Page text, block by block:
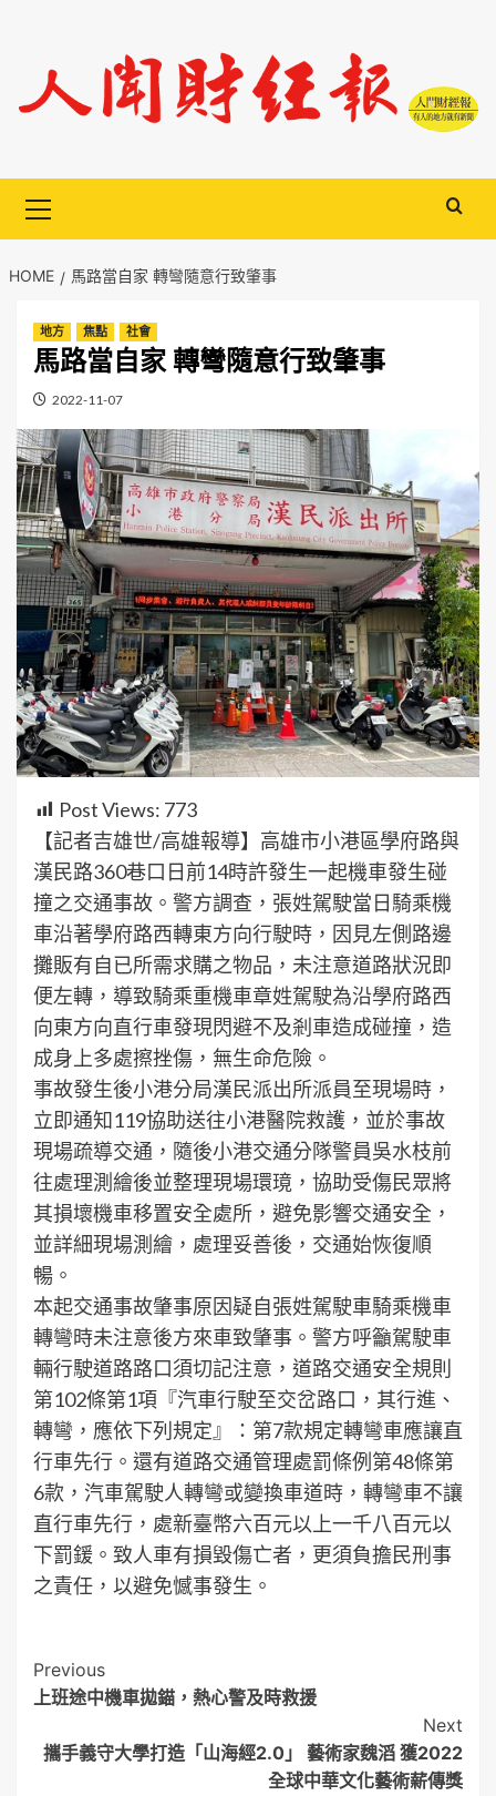
content
Menu
HOME 馬路當自家 轉彎隨意行致肇事
地方 焦點 社會
馬路當自家 轉彎隨意行致肇事
2022-11-07
Post Views: 773
【記者吉雄世/高雄報導】高雄市小港區學府路與
漢民路360巷口日前14時許發生一起機車發生碰
撞之交通事故。警方調查，張姓駕駛當日騎乘機
車沿著學府路西轉東方向行駛時，因見左側路邊
攤販有自已所需求購之物品，未注意道路狀況即
便左轉，導致騎乘重機車章姓駕駛為沿學府路西
向東方向直行車發現閃避不及剎車造成碰撞，造
成身上多處擦挫傷，無生命危險。
事故發生後小港分局漢民派出所派員至現場時，
立即通知119協助送往小港醫院救護，並於事故
現場疏導交通，隨後小港交通分隊警員吳水枝前
往處理測繪後並整理現場環璄，協助受傷民眾將
其損壞機車移置安全處所，避免影響交通安全，
並詳細現場測繪，處理妥善後，交通始恢復順
暢。
本起交通事故肇事原因疑自張姓駕駛車騎乘機車
轉彎時未注意後方來車致肇事。警方呼籲駕駛車
輛行駛道路路口須切記注意，道路交通安全規則
第102條第1項『汽車行駛至交岔路口，其行進、
轉彎，應依下列規定』：第7款規定轉彎車應讓直
行車先行。還有道路交通管理處罰條例第48條第
6款，汽車駕駛人轉彎或變換車道時，轉彎車不讓
直行車先行，處新臺幣六百元以上一千八百元以
下罰鍰。致人車有損毀傷亡者，更須負擔民刑事
之責任，以避免憾事發生。
Post
Navigation
Previous
上班途中機車拋錨，熱心警及時救援
Next
攜手義守大學打造「山海經2.0」 藝術家魏滔 獲2022
全球中華文化藝術薪傳獎